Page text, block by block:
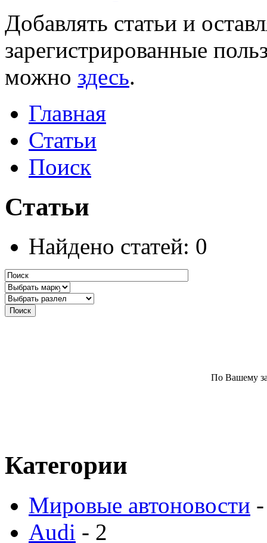
Добавлять статьи и
зарегистрированные
можно здесь.
Главная
Статьи
Поиск
Статьи
Найдено статей: 0
По Вашему
Категории
Мировые автоновости
Audi - 2